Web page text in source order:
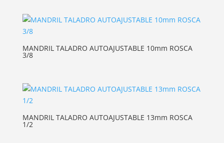
MANDRIL TALADRO AUTOAJUSTABLE 10mm ROSCA
3/8
MANDRIL TALADRO AUTOAJUSTABLE 13mm ROSCA
1/2